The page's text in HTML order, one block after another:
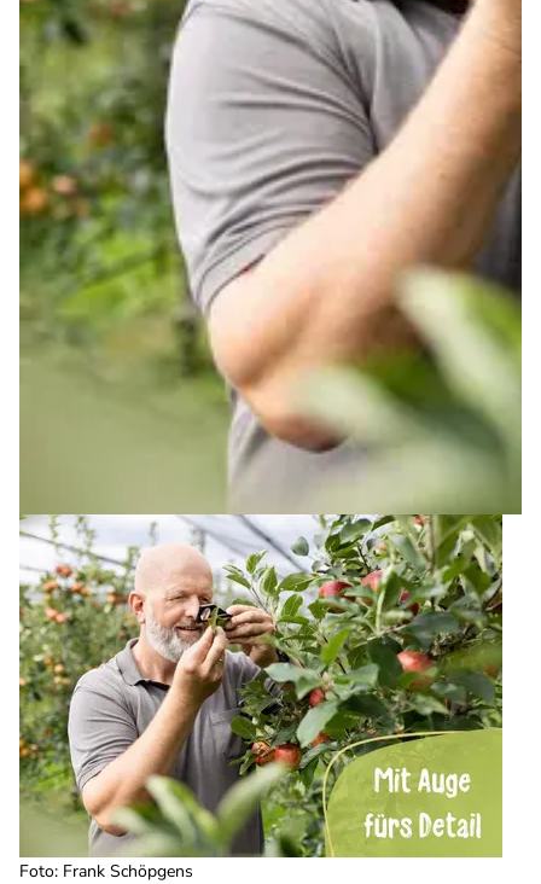
Foto: Frank Schöpgens